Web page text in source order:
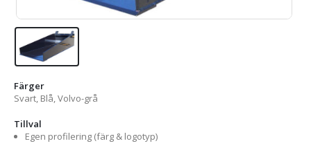
Färger
Svart, Blå, Volvo-grå
Tillval
Egen profilering (färg & logotyp)